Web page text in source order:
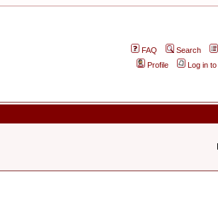
FAQ
Search
Profile
Log in